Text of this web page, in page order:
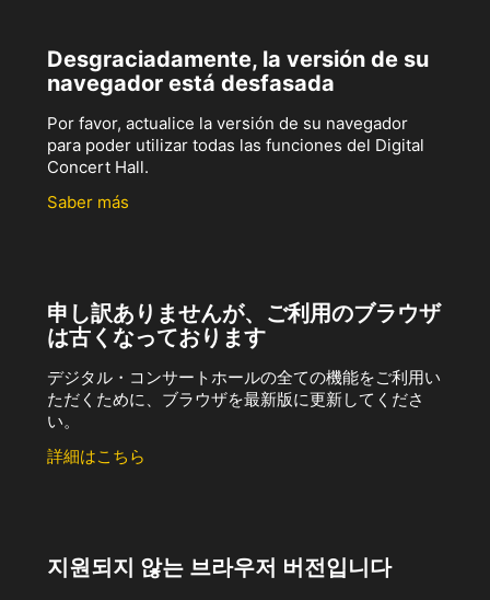
Desgraciadamente, la versión de su
navegador está desfasada
Por favor, actualice la versión de su navegador
para poder utilizar todas las funciones del Digital
Concert Hall.
Saber más
申し訳ありませんが、ご利用のブラウザ
は古くなっております
デジタル・コンサートホールの全ての機能をご利用い
ただくために、ブラウザを最新版に更新してくださ
い。
詳細はこちら
지원되지 않는 브라우저 버전입니다